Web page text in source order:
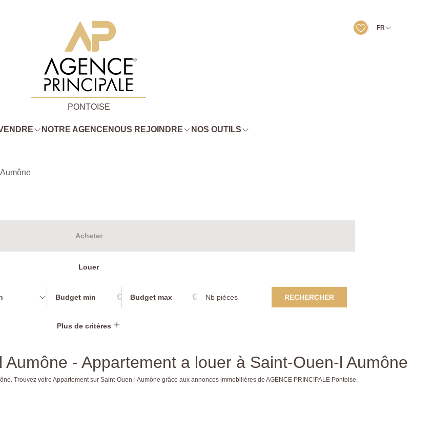
FR
PONTOISE
NOTRE AGENCE NOUS REJOINDRE NOS OUTILS
Acheter
Louer
€ € RECHERCHER
Plus de critères
- Appartement a louer à Saint-Ouen-l Aumône
Trouvez votre Appartement sur Saint-Ouen-l Aumône grâce aux annonces immobilières de AGENCE PRINCIPALE Pontoise.